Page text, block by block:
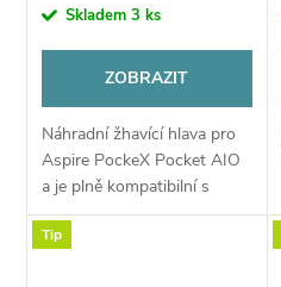
cena:Skladem3 ks
ZOBRAZIT
Náhradní žhavící hlava pro
Aspire PockeX Pocket AIO
a je plně kompatibilní s
Aspire Nautilus X a XS
Tip